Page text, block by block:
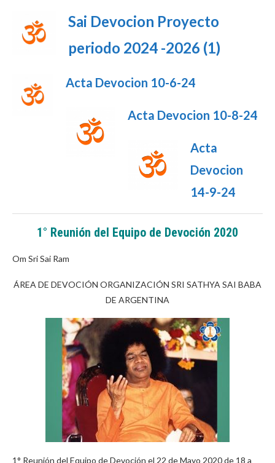
Sai Devocion Proyecto
periodo 2024 -2026 (1)
Acta Devocion 10-6-24
Acta Devocion 10-8-24
Acta
Devocion
14-9-24
1° Reunión del Equipo de Devoción 2020
Om Sri Sai Ram
ÁREA DE DEVOCIÓN ORGANIZACIÓN SRI SATHYA SAI BABA
DE ARGENTINA
1° Reunión del Equipo de Devoción el 22 de Mayo 2020 de 18 a